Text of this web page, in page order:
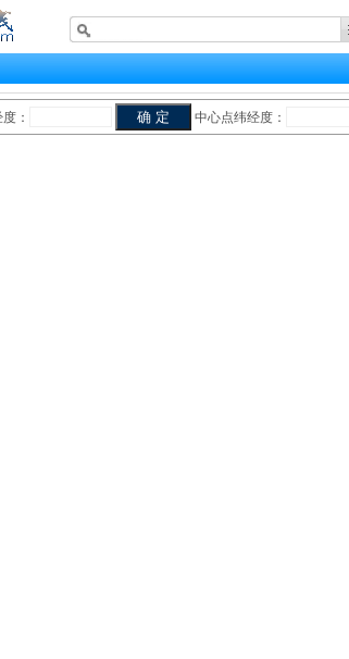
： 中心点纬经度：